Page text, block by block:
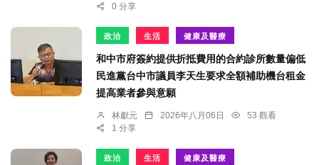
0 分享
政治 生活 健康及醫療
和中市府簽約提供折抵費用的合約診所數量偏低
民進黨台中市議員李天生要求全額補助機台租金
提高業者參與意願
林獻元 2026年八月06日
53 觀看
1 分享
政治 生活 健康及醫療